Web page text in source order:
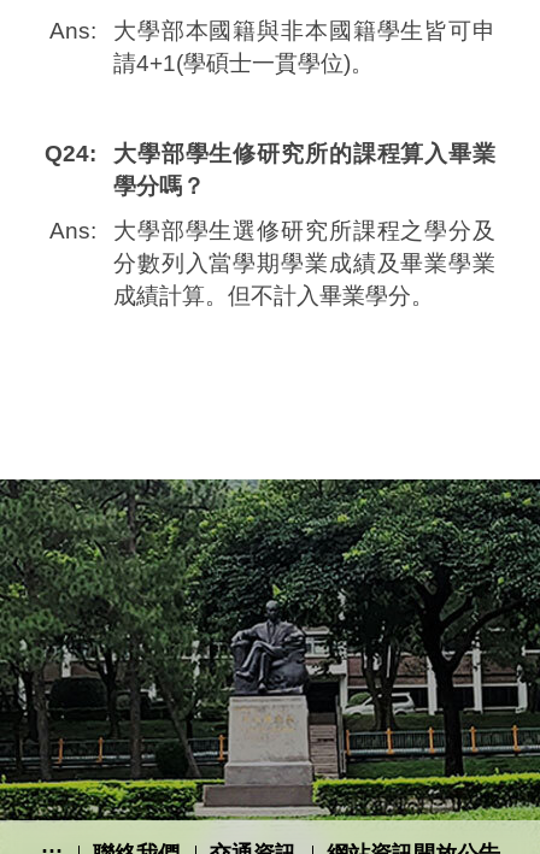
Ans:
大學部本國籍與非本國籍學生皆可申
請4+1(學碩士一貫學位)。
Q24:
大學部學生修研究所的課程算入畢業
學分嗎？
Ans:
大學部學生選修研究所課程之學分及
分數列入當學期學業成績及畢業學業
成績計算。但不計入畢業學分。